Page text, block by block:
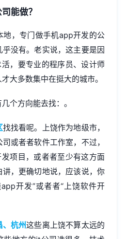
能做？
地，专门做手机app开发的公
没有。老实说，这主要是因
，要专业的程序员、设计师
大多数集中在挺大的城市。
个方向能去找：。
找找看呢。上饶作为地级市，
或者者软件工作室，不过，
项目，或者者至少有这方面
，更确切地说，应该说，你
开发”或者者“上饶软件开
、杭州这些离上饶不算太远的